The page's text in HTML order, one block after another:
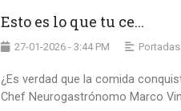
Esto es lo que tu ce...
27-01-2026 - 3:44 PM Portadas
¿Es verdad que la comida
Chef Neurogastrónomo Marco